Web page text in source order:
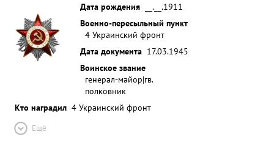
Дата рождения
__.__.1911
Военно-пересыльный пункт
4 Украинский фронт
Дата документа 17.03.1945
Воинское звание
генерал-майор|гв.
полковник
Кто наградил 4 Украинский фронт
Ещё